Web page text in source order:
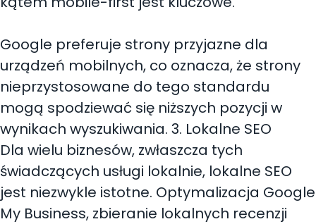
Google preferuje strony przyjazne dla
urządzeń mobilnych, co oznacza, że strony
nieprzystosowane do tego standardu
mogą spodziewać się niższych pozycji w
wynikach wyszukiwania. 3. Lokalne SEO
Dla wielu biznesów, zwłaszcza tych
świadczących usługi lokalnie, lokalne SEO
jest niezwykle istotne. Optymalizacja Google
My Business, zbieranie lokalnych recenzji